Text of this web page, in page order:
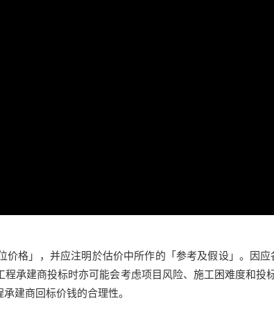
格」，并应注明於估价中所作的「参考及假设」。因
承建商投标时亦可能会考虑项目风险、施工困难度和投
建商回标价钱的合理性。